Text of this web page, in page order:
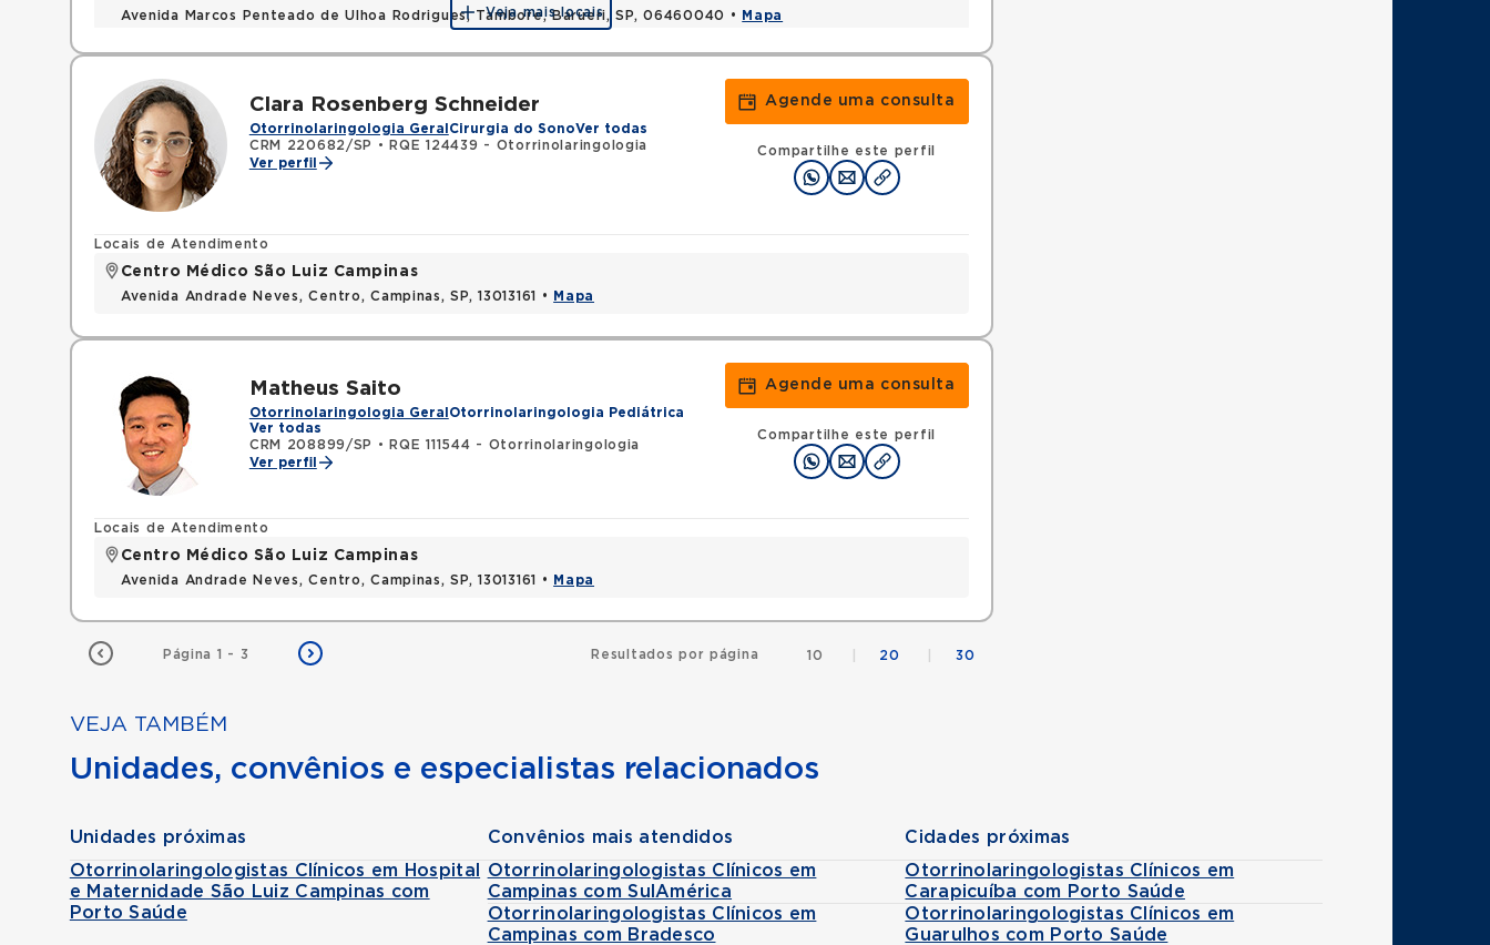
Avenida Marcos Penteado de Ulhoa Rodrigues, Tambore, Barueri, SP, 06460040 • Mapa
Veja mais locais
Clara Rosenberg Schneider
Otorrinolaringologia Geral Cirurgia do SonoVer todas
CRM 220682/SP
•
RQE 124439 - Otorrinolaringologia
Ver perfil
Agende uma consulta
Compartilhe este perfil
Locais de Atendimento
Centro Médico São Luiz Campinas
Avenida Andrade Neves, Centro, Campinas, SP, 13013161 • Mapa
Matheus Saito
Otorrinolaringologia Geral Otorrinolaringologia Pediátrica
Ver todas
CRM 208899/SP
•
RQE 111544 - Otorrinolaringologia
Ver perfil
Agende uma consulta
Compartilhe este perfil
Locais de Atendimento
Centro Médico São Luiz Campinas
Avenida Andrade Neves, Centro, Campinas, SP, 13013161 • Mapa
Página 1 - 3 Resultados por página 10 20 30
VEJA TAMBÉM
Unidades, convênios e especialistas relacionados
Unidades próximas
Otorrinolaringologistas Clínicos em Hospital
e Maternidade São Luiz Campinas com
Porto Saúde
Convênios mais atendidos
Otorrinolaringologistas Clínicos em
Campinas com SulAmérica
Otorrinolaringologistas Clínicos em
Campinas com Bradesco
Cidades próximas
Otorrinolaringologistas Clínicos em
Carapicuíba com Porto Saúde
Otorrinolaringologistas Clínicos em
Guarulhos com Porto Saúde